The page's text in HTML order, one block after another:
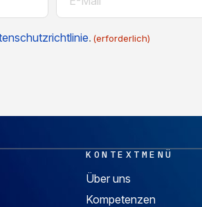
Mail
. (erforderlich)
KONTEXTMENÜ
Über uns
Kompetenzen